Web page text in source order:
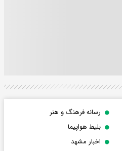
رسانه فرهنگ و هنر
بلیط هواپیما
اخبار مشهد